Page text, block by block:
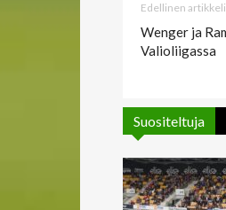
Edellinen artikkeli
Wenger ja
Valioliigassa
Suositeltuja